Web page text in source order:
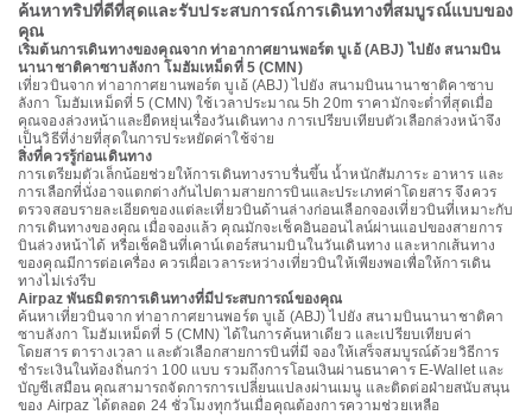
ค้นหาทริปที่ดีที่สุดและรับประสบการณ์การเดินทางที่สมบูรณ์แบบของ
คุณ
เริ่มต้นการเดินทางของคุณจาก ท่าอากาศยานพอร์ต บูเอ้ (ABJ) ไปยัง สนามบิน
นานาชาติคาซาบลังกา โมฮัมเหม็ดที่ 5 (CMN)
เที่ยวบินจาก ท่าอากาศยานพอร์ต บูเอ้ (ABJ) ไปยัง สนามบินนานาชาติคาซาบ
ลังกา โมฮัมเหม็ดที่ 5 (CMN) ใช้เวลาประมาณ 5h 20m ราคามักจะต่ำที่สุดเมื่อ
คุณจองล่วงหน้าและยืดหยุ่นเรื่องวันเดินทาง การเปรียบเทียบตัวเลือกล่วงหน้าจึง
เป็นวิธีที่ง่ายที่สุดในการประหยัดค่าใช้จ่าย
สิ่งที่ควรรู้ก่อนเดินทาง
การเตรียมตัวเล็กน้อยช่วยให้การเดินทางราบรื่นขึ้น น้ำหนักสัมภาระ อาหาร และ
การเลือกที่นั่งอาจแตกต่างกันไปตามสายการบินและประเภทค่าโดยสาร จึงควร
ตรวจสอบรายละเอียดของแต่ละเที่ยวบินด้านล่างก่อนเลือกจองเที่ยวบินที่เหมาะกับ
การเดินทางของคุณ เมื่อจองแล้ว คุณมักจะเช็คอินออนไลน์ผ่านแอปของสายการ
บินล่วงหน้าได้ หรือเช็คอินที่เคาน์เตอร์สนามบินในวันเดินทาง และหากเส้นทาง
ของคุณมีการต่อเครื่อง ควรเผื่อเวลาระหว่างเที่ยวบินให้เพียงพอเพื่อให้การเดิน
ทางไม่เร่งรีบ
Airpaz พันธมิตรการเดินทางที่มีประสบการณ์ของคุณ
ค้นหาเที่ยวบินจาก ท่าอากาศยานพอร์ต บูเอ้ (ABJ) ไปยัง สนามบินนานาชาติคา
ซาบลังกา โมฮัมเหม็ดที่ 5 (CMN) ได้ในการค้นหาเดียว และเปรียบเทียบค่า
โดยสาร ตารางเวลา และตัวเลือกสายการบินที่มี จองให้เสร็จสมบูรณ์ด้วยวิธีการ
ชำระเงินในท้องถิ่นกว่า 100 แบบ รวมถึงการโอนเงินผ่านธนาคาร E-Wallet และ
บัญชีเสมือน คุณสามารถจัดการการเปลี่ยนแปลงผ่านเมนู และติดต่อฝ่ายสนับสนุน
ของ Airpaz ได้ตลอด 24 ชั่วโมงทุกวันเมื่อคุณต้องการความช่วยเหลือ